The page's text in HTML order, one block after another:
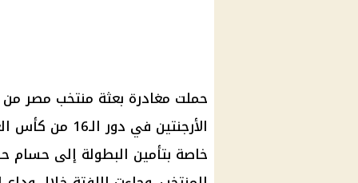
حملت مغادرة بعثة منتخب مصر من
خاصة بتأمين البطولة إلى حسام